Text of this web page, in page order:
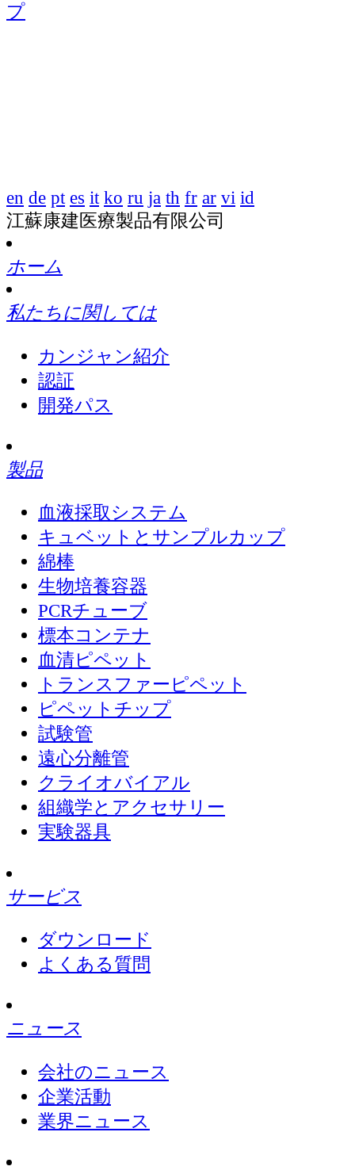
プ
en de pt es it ko ru ja th fr ar vi id
江蘇康建医療製品有限公司
ホーム
私たちに関しては
カンジャン紹介
認証
開発パス
製品
血液採取システム
キュベットとサンプルカップ
綿棒
生物培養容器
PCRチューブ
標本コンテナ
血清ピペット
トランスファーピペット
ピペットチップ
試験管
遠心分離管
クライオバイアル
組織学とアクセサリー
実験器具
サービス
ダウンロード
よくある質問
ニュース
会社のニュース
企業活動
業界ニュース